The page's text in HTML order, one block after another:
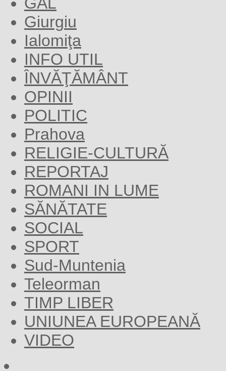
Giurgiu
Ialomiţa
INFO UTIL
ÎNVĂŢĂMÂNT
OPINII
POLITIC
Prahova
RELIGIE-CULTURĂ
REPORTAJ
ROMANI IN LUME
SĂNĂTATE
SOCIAL
SPORT
Sud-Muntenia
Teleorman
TIMP LIBER
UNIUNEA EUROPEANĂ
VIDEO